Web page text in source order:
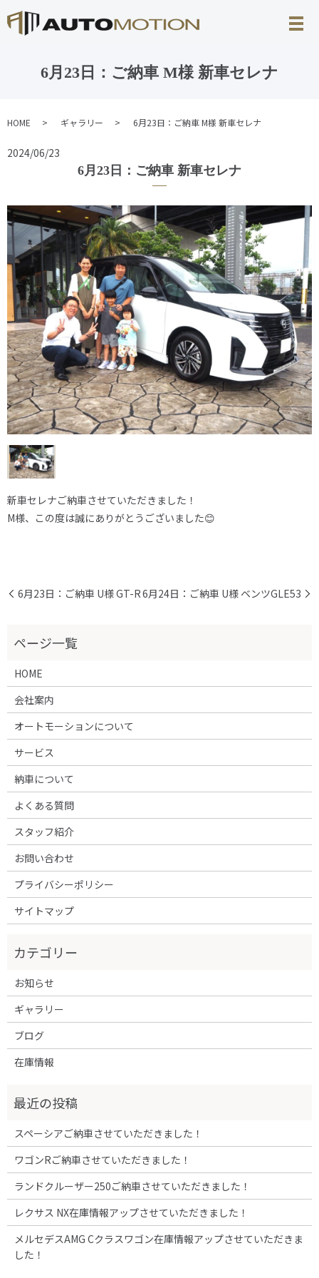
6月23日：ご納車 M様 新車セレナ
HOME ギャラリー 6月23日：ご納車 M様 新車セレナ
2024/06/23
6月23日：ご納車 新車セレナ
新車セレナご納車させていただきました！
M様、この度は誠にありがとうございました😊
6月23日：ご納車 U様 GT-R6月24日：ご納車 U様 ベンツGLE53
HOME
会社案内
オートモーションについて
サービス
納車について
よくある質問
スタッフ紹介
お問い合わせ
プライバシーポリシー
サイトマップ
お知らせ
ギャラリー
ブログ
在庫情報
スペーシアご納車させていただきました！
ワゴンRご納車させていただきました！
ランドクルーザー250ご納車させていただきました！
レクサス NX在庫情報アップさせていただきました！
メルセデスAMG Cクラスワゴン在庫情報アップさせていただきま
した！